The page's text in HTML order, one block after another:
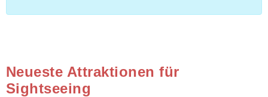
Neueste Attraktionen für
Sightseeing